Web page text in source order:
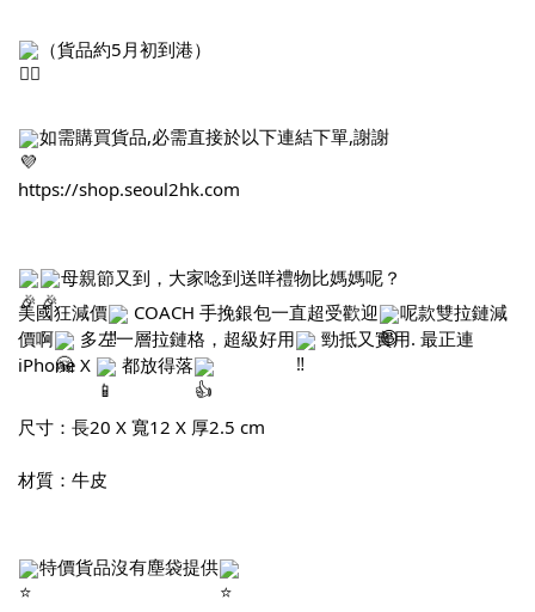
（貨品約5月初到港）
如需購買貨品,必需直接於以下連結下單,謝謝
https://shop.seoul2hk.com
母親節又到，大家唸到送咩禮物比媽媽呢？
美國狂減價
COACH 手挽銀包一直超受歡迎
呢款雙拉鏈減
價啊
多左一層拉鏈格，超級好用
勁抵又實用. 最正連
iPhone X
都放得落
尺寸：長20 X 寬12 X 厚2.5 cm
材質：牛皮
特價貨品沒有塵袋提供